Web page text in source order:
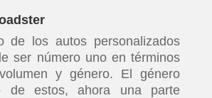
de los autos personalizados
ser número uno en términos
y género. El género
de estos, ahora una parte